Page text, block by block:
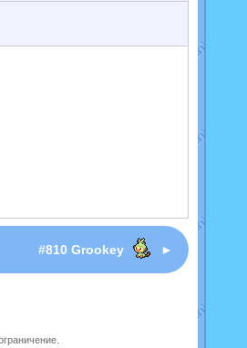
#810 Grookey ►